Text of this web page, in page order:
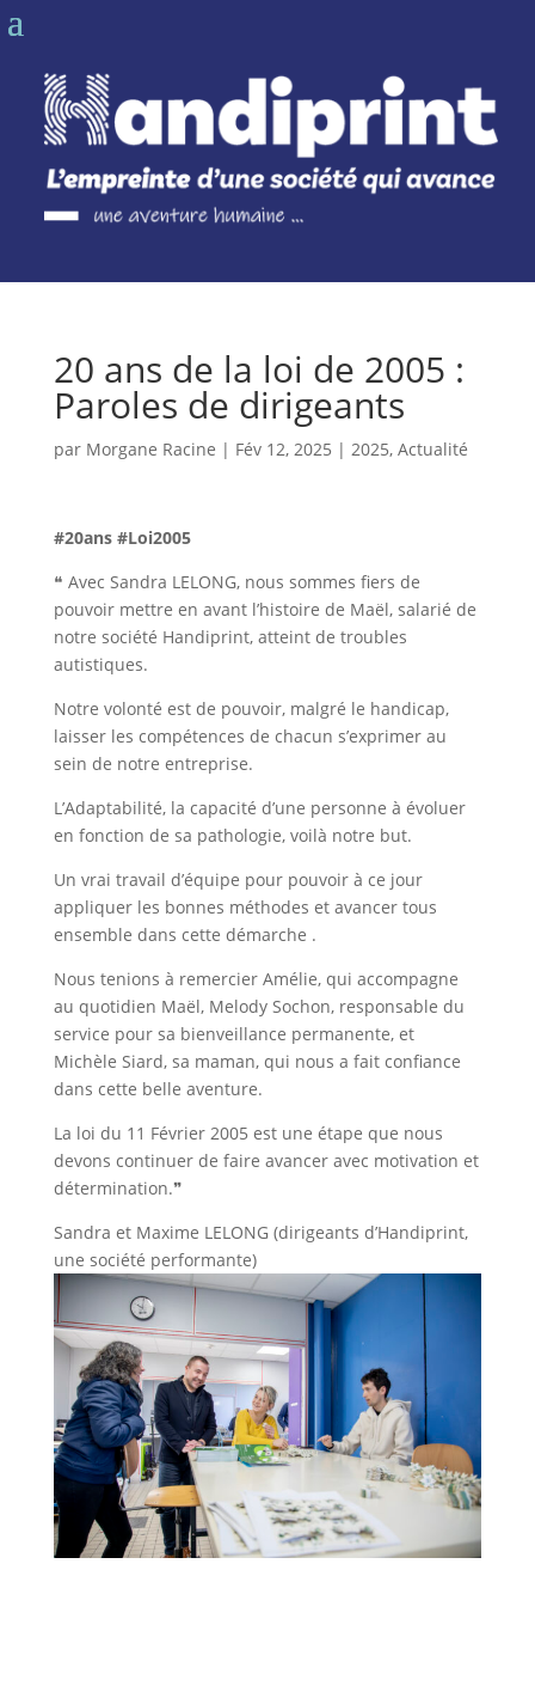
20 ans de la loi de 2005 :
Paroles de dirigeants
par Morgane Racine | Fév 12, 2025 | 2025, Actualité
#20ans #Loi2005
❝ Avec Sandra LELONG, nous sommes fiers de
pouvoir mettre en avant l’histoire de Maël, salarié de
notre société Handiprint, atteint de troubles
autistiques.
Notre volonté est de pouvoir, malgré le handicap,
laisser les compétences de chacun s’exprimer au
sein de notre entreprise.
L’Adaptabilité, la capacité d’une personne à évoluer
en fonction de sa pathologie, voilà notre but.
Un vrai travail d’équipe pour pouvoir à ce jour
appliquer les bonnes méthodes et avancer tous
ensemble dans cette démarche .
Nous tenions à remercier Amélie, qui accompagne
au quotidien Maël, Melody Sochon, responsable du
service pour sa bienveillance permanente, et
Michèle Siard, sa maman, qui nous a fait confiance
dans cette belle aventure.
La loi du 11 Février 2005 est une étape que nous
devons continuer de faire avancer avec motivation et
détermination.❞
Sandra et Maxime LELONG (dirigeants d’Handiprint,
une société performante)